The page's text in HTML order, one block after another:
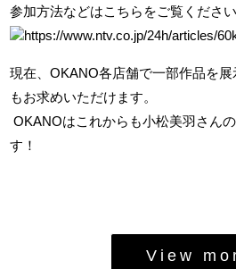
参加方法などはこちらをご覧ください
https://www.ntv.co.jp/24h/articles/
現在、OKANO各店舗で一部作品を
もお求めいただけます。
OKANOはこれからも小松美羽さん
す！
View